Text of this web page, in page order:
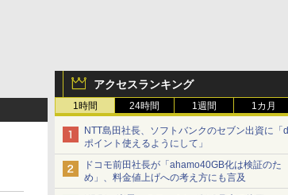
アクセスランキング
1時間 24時間 1週間 1カ月
NTT島田社長、ソフトバンクのセブン出資に「d
ポイント使えるようにして」
ドコモ前田社長が「ahamo40GB化は検証のた
め」、料金値上げへの考え方にも言及